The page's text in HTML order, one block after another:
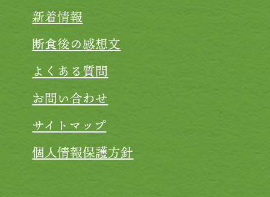
新着情報
断食後の感想文
よくある質問
お問い合わせ
サイトマップ
個人情報保護方針